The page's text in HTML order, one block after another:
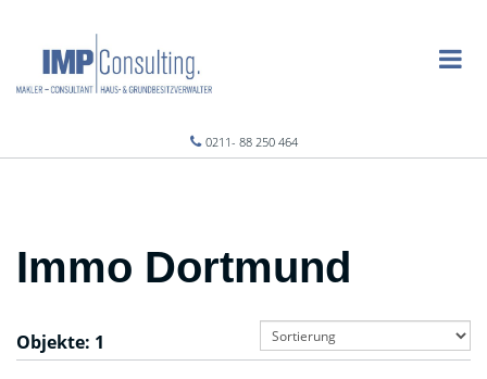
0211- 88 250 464
Immo Dortmund
Objekte: 1